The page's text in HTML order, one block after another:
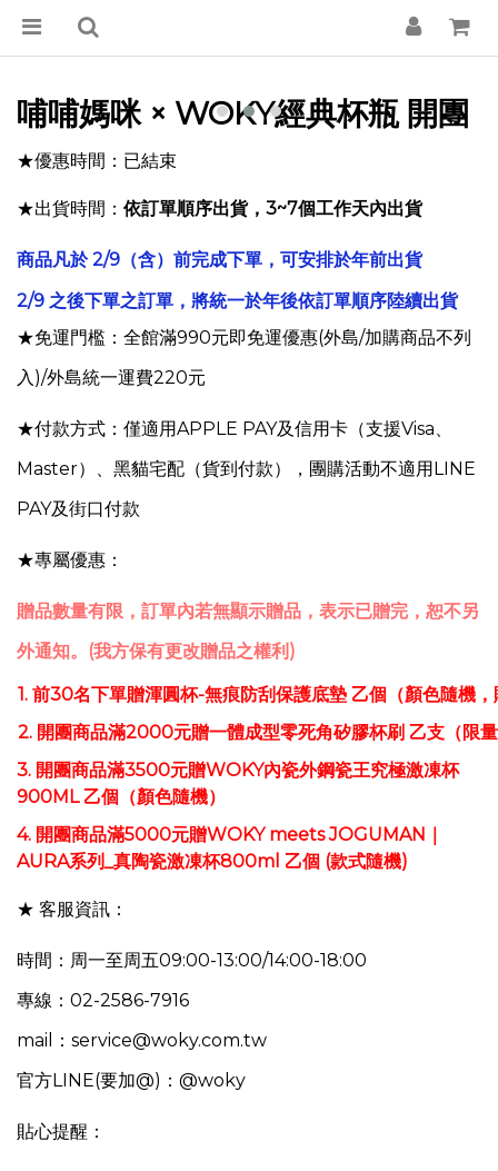
哺哺媽咪 × WOKY經典杯瓶 開團
★優惠時間：已結束
★出貨時間： 依訂單順序出貨，3~7個工作天內出貨
商品凡於 2/9（含）前完成下單，可安排於年前出貨
2/9 之後下單之訂單，將統一於年後依訂單順序陸續出貨
★免運門檻：全館滿990元即免運優惠(外島/加購商品不列
入)/外島統一運費220元
★付款方式：僅適用APPLE PAY及信用卡（支援Visa、
Master）、黑貓宅配（貨到付款），團購活動不適用LINE
PAY及街口付款
★專屬優惠：
贈品數量有限，訂單內若無顯示贈品，表示已贈完，恕不另
外通知。(我方保有更改贈品之權利)
1. 前30名下單贈渾圓杯-無痕防刮保護底墊 乙個（顏色隨機，
2. 開團商品滿2000元贈一體成型零死角矽膠杯刷 乙支 （限
3. 開團商品滿3500元贈WOKY內瓷外鋼瓷王究極激凍杯
900ML 乙個（顏色隨機）
4. 開團商品滿5000元贈WOKY meets JOGUMAN｜
AURA系列_真陶瓷激凍杯800ml 乙個 (款式隨機)
★ 客服資訊：
時間：周一至周五09:00-13:00/14:00-18:00
專線：02-2586-7916
mail：service@woky.com.tw
官方LINE(要加@)：@woky
貼心提醒：